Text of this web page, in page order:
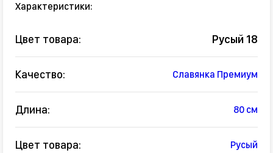
Характеристики:
Цвет товара: Русый 18
Качество: Славянка Премиум
Длина: 80 см
Цвет товара: Русый